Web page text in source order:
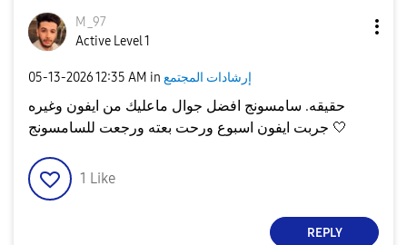
M_97
Active Level 1
‎05-13-202612:35 AM in إرشادات المجتمع
حقيقه. سامسونج افضل جوال ماعليك من ايفون وغيره
جربت ايفون اسبوع ورحت بعته ورجعت للسامسونج 🤍
1 Like
REPLY